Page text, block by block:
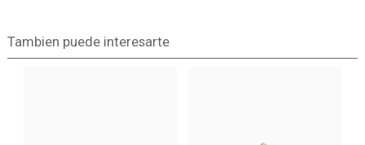
Tambien puede interesarte